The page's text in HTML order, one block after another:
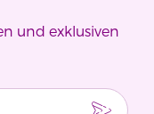
und exklusiven